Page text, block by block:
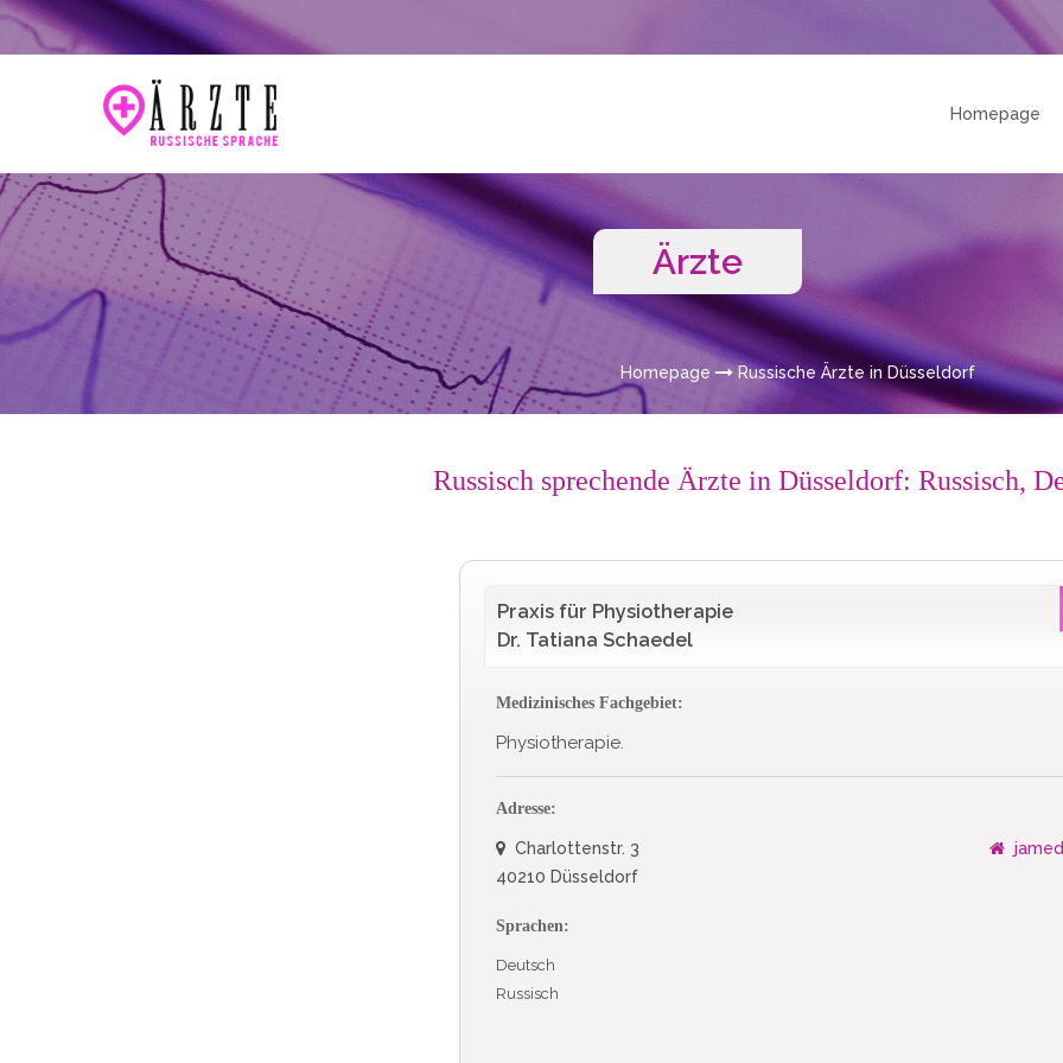
Homepage
Ärzte
Homepage Russische Ärzte in Düsseldorf
Russisch sprechende Ärzte in Düsseldorf: Russisch,
Praxis für Physiotherapie
Dr. Tatiana Schaedel
Medizinisches Fachgebiet:
Physiotherapie.
Adresse:
Charlottenstr. 3
40210 Düsseldorf
Sprachen:
Deutsch
Russisch